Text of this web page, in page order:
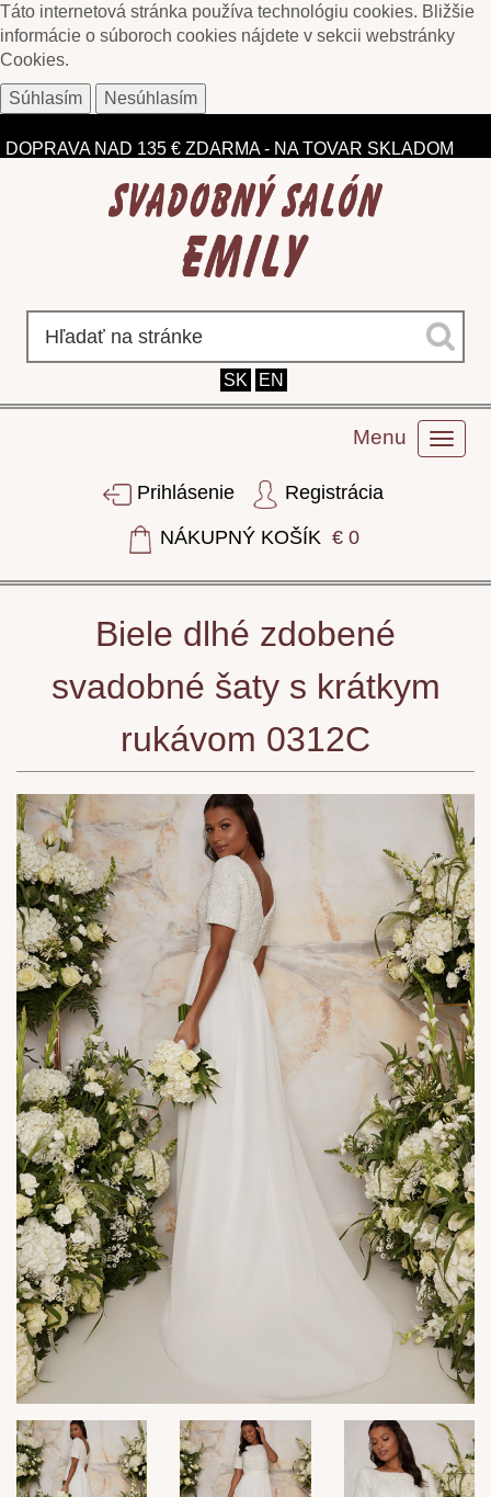
Táto internetová stránka používa technológiu cookies. Bližšie
informácie o súboroch cookies nájdete v sekcii webstránky
Cookies.
Súhlasím
Nesúhlasím
DOPRAVA NAD 135 € ZDARMA - NA TOVAR SKLADOM
SK EN
Menu
Prihlásenie Registrácia
NÁKUPNÝ KOŠÍK € 0
Biele dlhé zdobené
svadobné šaty s krátkym
rukávom 0312C